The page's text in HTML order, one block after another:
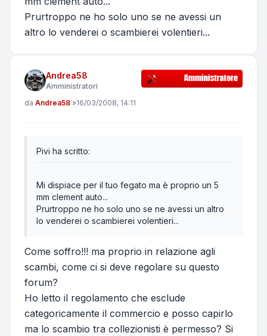
Prurtroppo ne ho solo uno se ne avessi un
altro lo venderei o scambierei volentieri...
Andrea58
Amministratori
Messaggio
da Andrea58 »16/03/2008, 14:11
Pivi ha scritto:
Mi dispiace per il tuo fegato ma è proprio un 5
mm clement auto...
Prurtroppo ne ho solo uno se ne avessi un altro
lo venderei o scambierei volentieri...
Come soffro!!! ma proprio in relazione agli
scambi, come ci si deve regolare su questo
forum?
Ho letto il regolamento che esclude
categoricamente il commercio e posso capirlo
ma lo scambio tra collezionisti è permesso? Si